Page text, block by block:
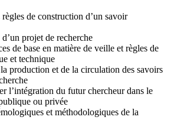
de construction d’un savoir
projet de recherche
de base en matière de veille et règles de
et technique
production et de la circulation des savoirs
l’intégration du futur chercheur dans le
ou privée
et méthodologiques de la